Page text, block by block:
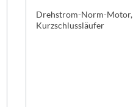
Drehstrom-Norm-Motor,
Kurzschlussläufer